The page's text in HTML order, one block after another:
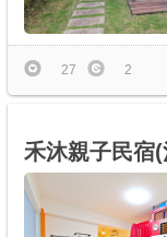
27 2
禾沐親子民宿